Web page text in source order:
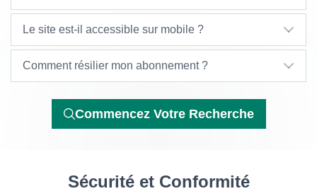
Le site est-il accessible sur mobile ?
Comment résilier mon abonnement ?
Commencez Votre Recherche
Sécurité et Conformité